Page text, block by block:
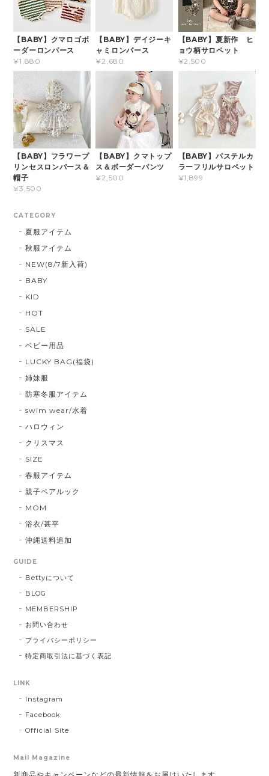
【BABY】クマロゴボ
ーダーロンパース
¥1,880
【BABY】デイジーキ
ャミロンパース
¥2,680
【BABY】夏新作 ヒ
ョウ柄サロペット
¥2,500
【BABY】フラワープ
リンセスロンパース＆
帽子
¥3,500
【BABY】クマトップ
ス＆ボーダーパンツ
¥2,500
【BABY】パステルカ
ラーフリルサロペット
¥1,899
CATEGORY
夏服アイテム
秋服アイテム
NEW(8/7新入荷)
BABY
KID
HOT
SALE
ベビー用品
LUCKY BAG(福袋)
姉妹服
防寒冬服アイテム
swim wear/水着
ハロウィン
クリスマス
SIZE
春服アイテム
親子ペアルック
MOM
浴衣/甚平
沖縄送料追加
GUIDE
Bettyについて
BLOG
MEMBERSHIP
お問い合わせ
プライバシーポリシー
特定商取引法に基づく表記
LINK
Instagram
Facebook
Official Site
Mail Magazine